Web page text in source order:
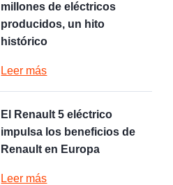
millones de eléctricos
producidos, un hito
histórico
Leer más
El Renault 5 eléctrico
impulsa los beneficios de
Renault en Europa
Leer más